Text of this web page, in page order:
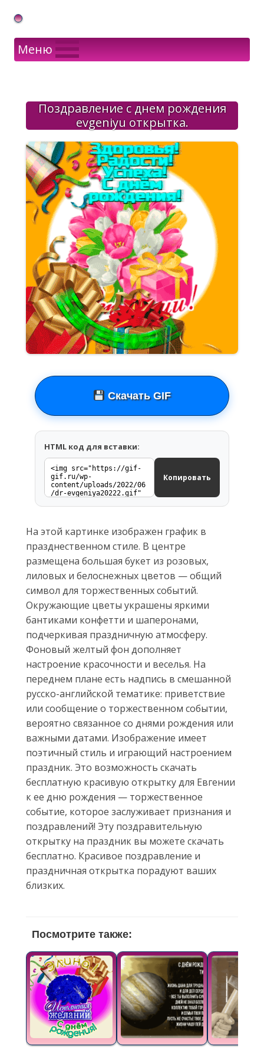
Gif Открытки в подарок
Меню
Поздравление с днем рождения
evgeniyu открытка.
Скачать GIF
HTML код для вставки:
Копировать
На этой картинке изображен график в
празднественном стиле. В центре
размещена большая букет из розовых,
лиловых и белоснежных цветов — общий
символ для торжественных событий.
Окружающие цветы украшены яркими
бантиками конфетти и шаперонами,
подчеркивая праздничную атмосферу.
Фоновый желтый фон дополняет
настроение красочности и веселья. На
переднем плане есть надпись в смешанной
русско-английской тематике: приветствие
или сообщение о торжественном событии,
вероятно связанное со днями рождения или
важными датами. Изображение имеет
поэтичный стиль и играющий настроением
праздник. Это возможность скачать
бесплатную красивую открытку для Евгении
к ее дню рождения — торжественное
событие, которое заслуживает признания и
поздравлений! Эту поздравительную
открытку на праздник вы можете скачать
бесплатно. Красивое поздравление и
праздничная открытка порадуют ваших
близких.
Посмотрите также: